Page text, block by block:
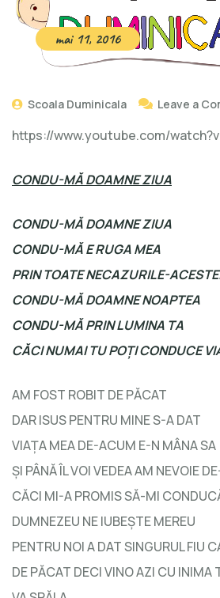
mai 11, 2016
Scoala Duminicala Leave a
https://www.youtube.com/
CONDU-MĂ DOAMNE ZIUA
CONDU-MĂ DOAMNE ZIUA
CONDU-MĂ E RUGA MEA
PRIN TOATE NECAZURILE-
CONDU-MĂ DOAMNE NOAPTEA
CONDU-MĂ PRIN LUMINA TA
CĂCI NUMAI TU POŢI CONDUCE
AM FOST ROBIT DE PĂCAT
DAR ISUS PENTRU MINE S-A DAT
VIAŢA MEA DE-ACUM E-N MÂNA SA
ŞI PÂNĂ ÎL VOI VEDEA AM NEVOIE
CĂCI MI-A PROMIS SĂ-MI
DUMNEZEU NE IUBEŞTE MEREU
PENTRU NOI A DAT SINGURUL FIU
DE PĂCAT DECI VINO AZI CU INIMA